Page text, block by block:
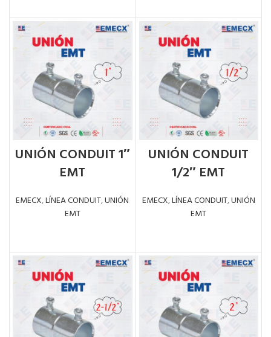
UNIÓN CONDUIT 1″
EMT
EMECX,LÍNEA CONDUIT,UNIÓN
EMT
UNIÓN CONDUIT
1/2″ EMT
EMECX,LÍNEA CONDUIT,UNIÓN
EMT